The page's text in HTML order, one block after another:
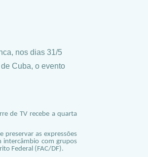
nos dias 31/5
Cuba, o evento
de TV recebe a quarta
preservar as expressões
intercâmbio com grupos
Federal (FAC/DF).